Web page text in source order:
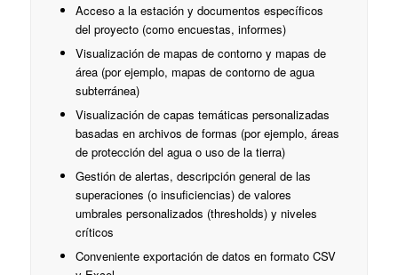
Acceso a la estación y documentos específicos
del proyecto (como encuestas, informes)
Visualización de mapas de contorno y mapas de
área (por ejemplo, mapas de contorno de agua
subterránea)
Visualización de capas temáticas personalizadas
basadas en archivos de formas (por ejemplo, áreas
de protección del agua o uso de la tierra)
Gestión de alertas, descripción general de las
superaciones (o insuficiencias) de valores
umbrales personalizados (thresholds) y niveles
críticos
Conveniente exportación de datos en formato CSV